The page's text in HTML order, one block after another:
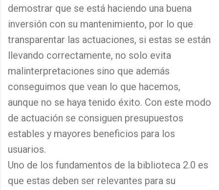
demostrar que se está haciendo una buena
inversión con su mantenimiento, por lo que
transparentar las actuaciones, si estas se están
llevando correctamente, no solo evita
malinterpretaciones sino que además
conseguimos que vean lo que hacemos,
aunque no se haya tenido éxito. Con este modo
de actuación se consiguen presupuestos
estables y mayores beneficios para los
usuarios.
Uno de los fundamentos de la biblioteca 2.0 es
que estas deben ser relevantes para su